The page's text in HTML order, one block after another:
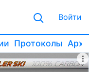
Войти
Протоколы